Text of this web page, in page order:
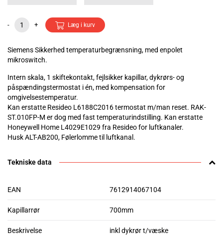
- + Læg i kurv
Siemens Sikkerhed temperaturbegrænsning, med enpolet
mikroswitch.
Intern skala, 1 skiftekontakt, fejlsikker kapillar, dykrørs- og
påspændingstermostat i én, med kompensation for
omgivelsestemperatur.
Kan erstatte Resideo L6188C2016 termostat m/man reset. RAK-
ST.010FP-M er dog med fast temperaturindstilling. Kan erstatte
Honeywell Home L4029E1029 fra Resideo for luftkanaler.
Husk ALT-AB200, Følerlomme til luftkanal.
Tekniske data
EAN 7612914067104
Kapillarrør 700mm
Beskrivelse inkl dykrør t/væske